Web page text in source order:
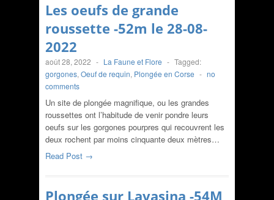
Les oeufs de grande
roussette -52m le 28-08-
2022
août 28, 2022 - La Faune et Flore - Tagged:
gorgones, Oeuf de requin, Plongée en Corse - no
comments
Un site de plongée magnifique, ou les grandes
roussettes ont l’habitude de venir pondre leurs
oeufs sur les gorgones pourpres qui recouvrent les
deux rochent par moins cinquante deux mètres…
Read Post →
Plongée sur Lavasina -54M